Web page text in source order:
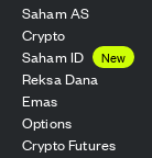
Saham AS
Crypto
Saham ID
New
Reksa Dana
Emas
Options
Crypto Futures